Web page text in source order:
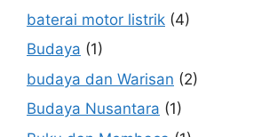
baterai motor listrik (4)
Budaya (1)
budaya dan Warisan (2)
Budaya Nusantara (1)